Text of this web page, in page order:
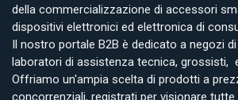
della commercializzazione di accessori
dispositivi elettronici ed elettronica di
Il nostro portale B2B è dedicato a negozi
laboratori di assistenza tecnica, grossisti,
Offriamo un'ampia scelta di prodotti a
concorrenziali, registrati per visionare